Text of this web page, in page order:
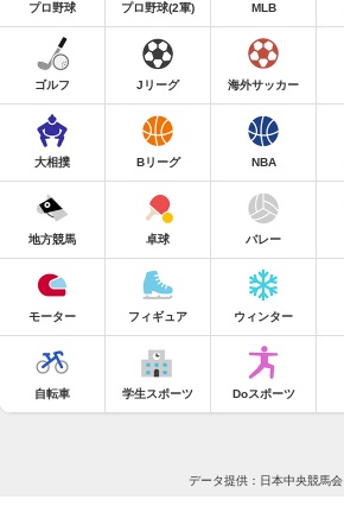
プロ野球 プロ野球(2軍) MLB
ゴルフ Jリーグ 海外サッカー
大相撲 Bリーグ NBA
地方競馬 卓球 バレー
モーター フィギュア ウィンター
自転車 学生スポーツ Doスポーツ
データ提供：日本中央競馬会